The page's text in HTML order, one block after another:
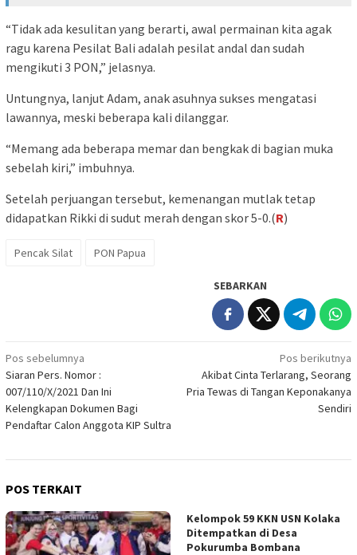
“Tidak ada kesulitan yang berarti, awal permainan kita agak
ragu karena Pesilat Bali adalah pesilat andal dan sudah
mengikuti 3 PON,” jelasnya.
Untungnya, lanjut Adam, anak asuhnya sukses mengatasi
lawannya, meski beberapa kali dilanggar.
“Memang ada beberapa memar dan bengkak di bagian muka
sebelah kiri,” imbuhnya.
Setelah perjuangan tersebut, kemenangan mutlak tetap
didapatkan Rikki di sudut merah dengan skor 5-0.(R)
Pencak Silat PON Papua
SEBARKAN
Navigasi
pos
Pos sebelumnya
Siaran Pers. Nomor :
007/110/X/2021 Dan Ini
Kelengkapan Dokumen Bagi
Pendaftar Calon Anggota KIP Sultra
Pos berikutnya
Akibat Cinta Terlarang, Seorang
Pria Tewas di Tangan Keponakanya
Sendiri
POS TERKAIT
Kelompok 59 KKN USN Kolaka
Ditempatkan di Desa
Pokurumba Bombana